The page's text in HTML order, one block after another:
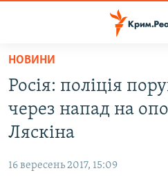
Перейти
основного
матеріалу
Перейти
до
основної
навігації
ВІДЕО ТА ФОТО
БЛОГИ
НОВИНИ
Росія: поліція
через напад на
Ляскіна
16 вересень 2017, 15:09